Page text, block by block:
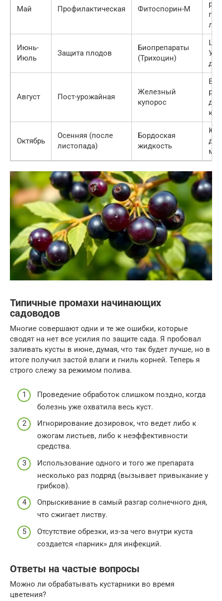
Май Профилактическая Фитоспорин-М
Июнь-
Июль
Защита плодов
Биопрепараты
(Трихоцин)
Август Пост-урожайная
Железный
купорос
Все
Октябрь
Осенняя (после
листопада)
Бордоская
жидкость
Юг
до
Типичные промахи начинающих
садоводов
Многие совершают одни и те же ошибки, которые
сводят на нет все усилия по защите сада. Я пробовал
заливать кусты в июне, думая, что так будет лучше, но в
итоге получил застой влаги и гниль корней. Теперь я
строго слежу за режимом полива.
Проведение обработок слишком поздно, когда
болезнь уже охватила весь куст.
Игнорирование дозировок, что ведет либо к
ожогам листьев, либо к неэффективности
средства.
Использование одного и того же препарата
несколько раз подряд (вызывает привыкание у
грибков).
Опрыскивание в самый разгар солнечного дня,
что сжигает листву.
Отсутствие обрезки, из-за чего внутри куста
создается «парник» для инфекций.
Ответы на частые вопросы
Можно ли обрабатывать кустарники во время
цветения?